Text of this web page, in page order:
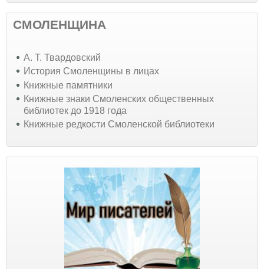
СМОЛЕНЩИНА
А. Т. Твардовский
История Смоленщины в лицах
Книжные памятники
Книжные знаки Смоленских общественных
библиотек до 1918 года
Книжные редкости Смоленской библиотеки